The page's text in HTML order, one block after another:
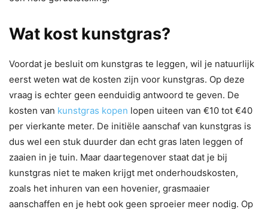
Wat kost kunstgras?
Voordat je besluit om kunstgras te leggen, wil je natuurlijk
eerst weten wat de kosten zijn voor kunstgras. Op deze
vraag is echter geen eenduidig antwoord te geven. De
kosten van kunstgras kopen lopen uiteen van €10 tot €40
per vierkante meter. De initiële aanschaf van kunstgras is
dus wel een stuk duurder dan echt gras laten leggen of
zaaien in je tuin. Maar daartegenover staat dat je bij
kunstgras niet te maken krijgt met onderhoudskosten,
zoals het inhuren van een hovenier, grasmaaier
aanschaffen en je hebt ook geen sproeier meer nodig. Op